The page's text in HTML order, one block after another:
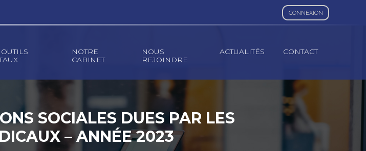
CONNEXION
NOTRE
CABINET
NOUS
REJOINDRE
ACTUALITÉS CONTACT
SOCIALES DUES PAR LES
– ANNÉE 2023